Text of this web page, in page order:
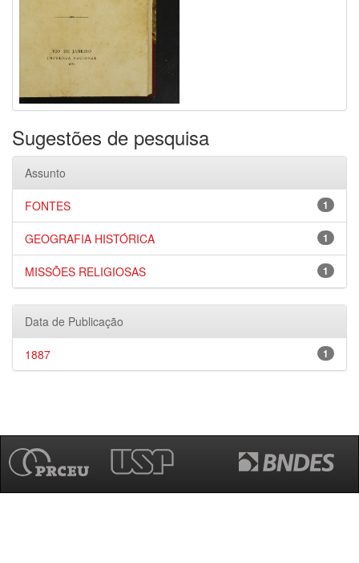
Sugestões de pesquisa
Assunto
1
FONTES
1
GEOGRAFIA HISTÓRICA
1
MISSÕES RELIGIOSAS
Data de Publicação
1
1887